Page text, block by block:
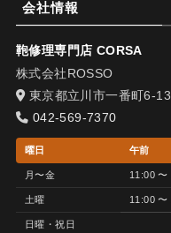
会社情報
鞄修理専門店 CORSA
株式会社ROSSO
東京都立川市一番町6-
042-569-7370
曜日 午前
月〜金 11:00 〜
土曜 11:00 〜
日曜・祝日